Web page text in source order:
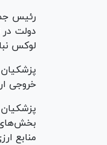
رئیس
دولت در
لوکس
خروجی
بخش‌های
منابع